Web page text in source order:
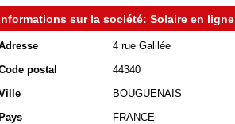
sur la société: Solaire en ligne
4 rue Galilée
postal
44340
BOUGUENAIS
FRANCE